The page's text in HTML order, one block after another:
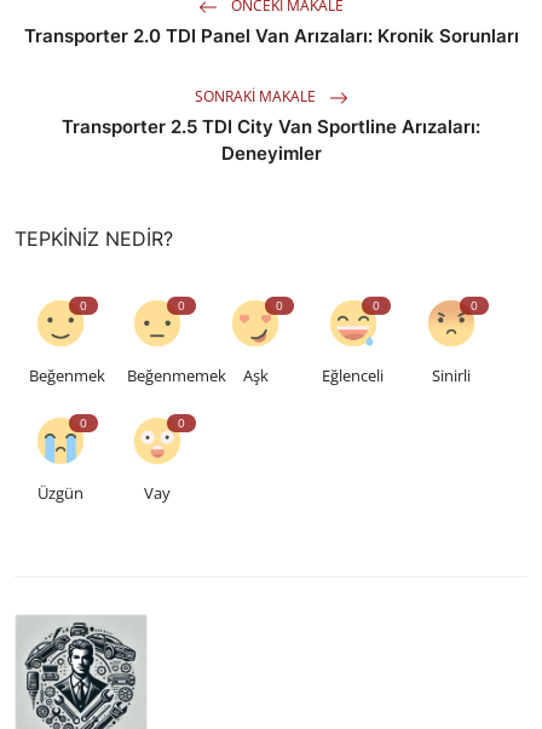
ÖNCEKI MAKALE
Transporter 2.0 TDI Panel Van Arızaları: Kronik Sorunları
SONRAKI MAKALE
Transporter 2.5 TDI City Van Sportline Arızaları:
Deneyimler
TEPKINIZ NEDIR?
0
Beğenmek
0
Beğenmemek
0
Aşk
0
Eğlenceli
0
Sinirli
0
Üzgün
0
Vay